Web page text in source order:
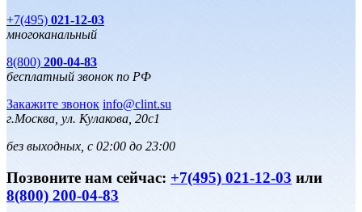
+7(495) 021-12-03
многоканальный
8(800) 200-04-83
бесплатный звонок по РФ
Закажите звонок info@clint.su
г.Москва, ул. Кулакова, 20с1
без выходных, с 02:00 до 23:00
Позвоните нам сейчас: +7(495) 021-12-03 или
8(800) 200-04-83